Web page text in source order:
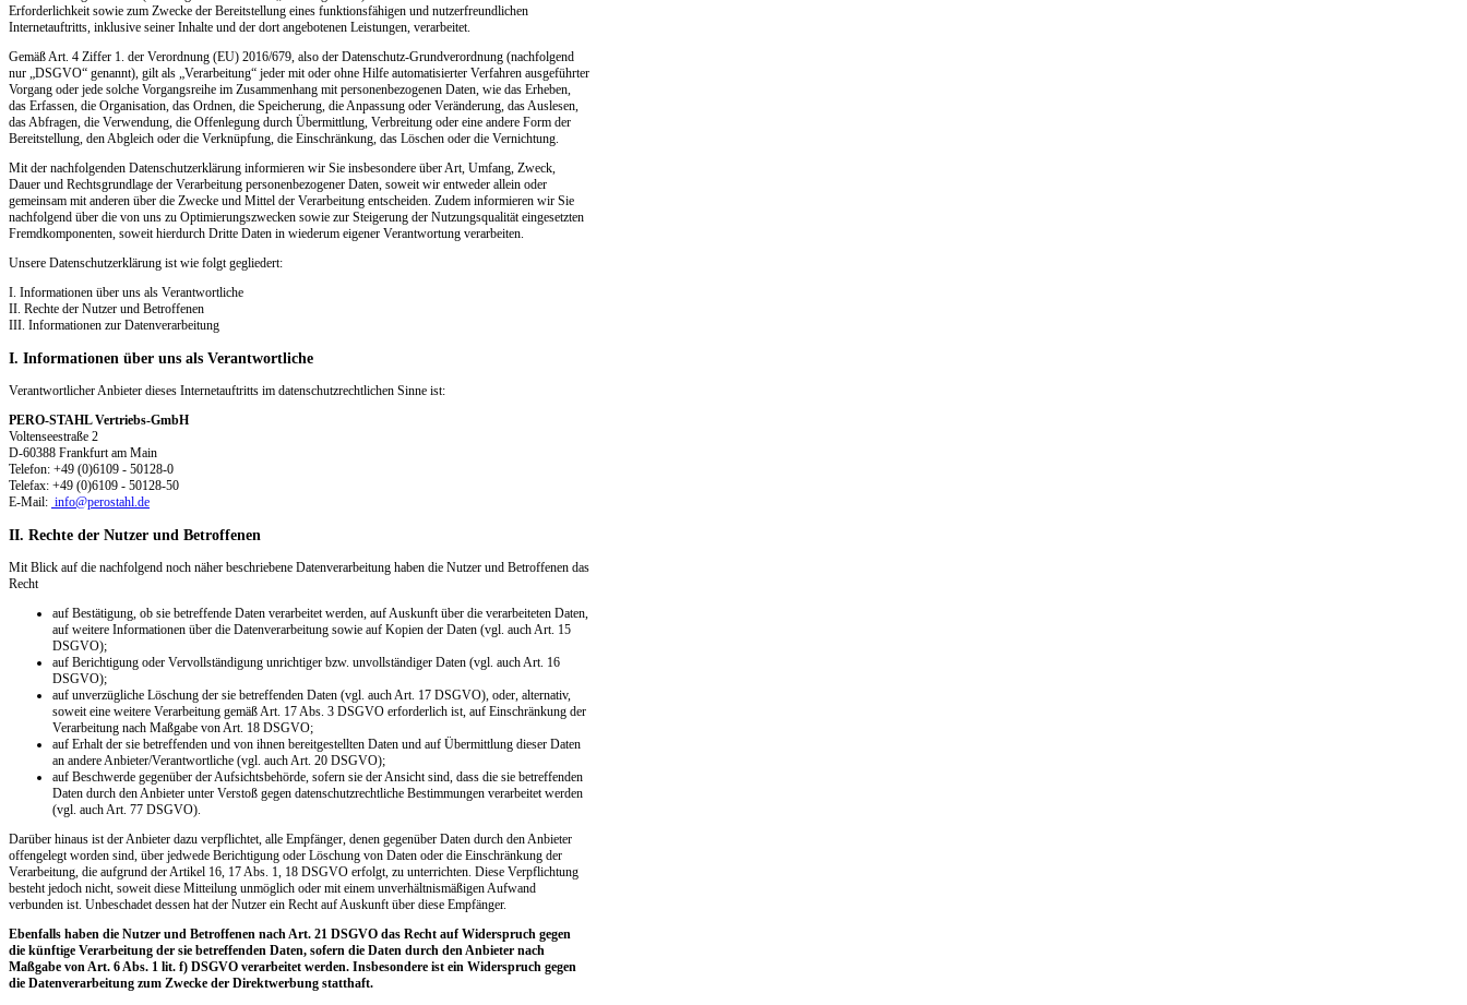
Erforderlichkeit sowie zum Zwecke der Bereitstellung eines funktionsfähigen und nutzerfreundlichen
Internetauftritts, inklusive seiner Inhalte und der dort angebotenen Leistungen, verarbeitet.
Gemäß Art. 4 Ziffer 1. der Verordnung (EU) 2016/679, also der Datenschutz-Grundverordnung (nachfolgend
nur „DSGVO“ genannt), gilt als „Verarbeitung“ jeder mit oder ohne Hilfe automatisierter Verfahren ausgeführter
Vorgang oder jede solche Vorgangsreihe im Zusammenhang mit personenbezogenen Daten, wie das Erheben,
das Erfassen, die Organisation, das Ordnen, die Speicherung, die Anpassung oder Veränderung, das Auslesen,
das Abfragen, die Verwendung, die Offenlegung durch Übermittlung, Verbreitung oder eine andere Form der
Bereitstellung, den Abgleich oder die Verknüpfung, die Einschränkung, das Löschen oder die Vernichtung.
Mit der nachfolgenden Datenschutzerklärung informieren wir Sie insbesondere über Art, Umfang, Zweck,
Dauer und Rechtsgrundlage der Verarbeitung personenbezogener Daten, soweit wir entweder allein oder
gemeinsam mit anderen über die Zwecke und Mittel der Verarbeitung entscheiden. Zudem informieren wir Sie
nachfolgend über die von uns zu Optimierungszwecken sowie zur Steigerung der Nutzungsqualität eingesetzten
Fremdkomponenten, soweit hierdurch Dritte Daten in wiederum eigener Verantwortung verarbeiten.
Unsere Datenschutzerklärung ist wie folgt gegliedert:
I. Informationen über uns als Verantwortliche
II. Rechte der Nutzer und Betroffenen
III. Informationen zur Datenverarbeitung
I. Informationen über uns als Verantwortliche
Verantwortlicher Anbieter dieses Internetauftritts im datenschutzrechtlichen Sinne ist:
PERO-STAHL Vertriebs-GmbH
Voltenseestraße 2
D-60388 Frankfurt am Main
Telefon: +49 (0)6109 - 50128-0
Telefax: +49 (0)6109 - 50128-50
E-Mail: info@perostahl.de
II. Rechte der Nutzer und Betroffenen
Mit Blick auf die nachfolgend noch näher beschriebene Datenverarbeitung haben die Nutzer und Betroffenen das
Recht
auf Bestätigung, ob sie betreffende Daten verarbeitet werden, auf Auskunft über die verarbeiteten Daten,
auf weitere Informationen über die Datenverarbeitung sowie auf Kopien der Daten (vgl. auch Art. 15
DSGVO);
auf Berichtigung oder Vervollständigung unrichtiger bzw. unvollständiger Daten (vgl. auch Art. 16
DSGVO);
auf unverzügliche Löschung der sie betreffenden Daten (vgl. auch Art. 17 DSGVO), oder, alternativ,
soweit eine weitere Verarbeitung gemäß Art. 17 Abs. 3 DSGVO erforderlich ist, auf Einschränkung der
Verarbeitung nach Maßgabe von Art. 18 DSGVO;
auf Erhalt der sie betreffenden und von ihnen bereitgestellten Daten und auf Übermittlung dieser Daten
an andere Anbieter/Verantwortliche (vgl. auch Art. 20 DSGVO);
auf Beschwerde gegenüber der Aufsichtsbehörde, sofern sie der Ansicht sind, dass die sie betreffenden
Daten durch den Anbieter unter Verstoß gegen datenschutzrechtliche Bestimmungen verarbeitet werden
(vgl. auch Art. 77 DSGVO).
Darüber hinaus ist der Anbieter dazu verpflichtet, alle Empfänger, denen gegenüber Daten durch den Anbieter
offengelegt worden sind, über jedwede Berichtigung oder Löschung von Daten oder die Einschränkung der
Verarbeitung, die aufgrund der Artikel 16, 17 Abs. 1, 18 DSGVO erfolgt, zu unterrichten. Diese Verpflichtung
besteht jedoch nicht, soweit diese Mitteilung unmöglich oder mit einem unverhältnismäßigen Aufwand
verbunden ist. Unbeschadet dessen hat der Nutzer ein Recht auf Auskunft über diese Empfänger.
Ebenfalls haben die Nutzer und Betroffenen nach Art. 21 DSGVO das Recht auf Widerspruch gegen
die künftige Verarbeitung der sie betreffenden Daten, sofern die Daten durch den Anbieter nach
Maßgabe von Art. 6 Abs. 1 lit. f) DSGVO verarbeitet werden. Insbesondere ist ein Widerspruch gegen
die Datenverarbeitung zum Zwecke der Direktwerbung statthaft.